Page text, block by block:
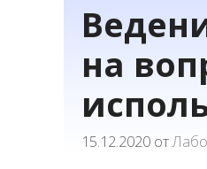
на
15.12.2020 от